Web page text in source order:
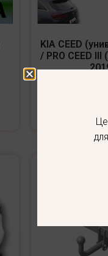
KIA CEED
/ PRO CEED
В